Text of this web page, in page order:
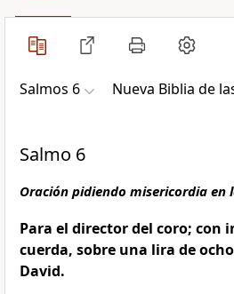
Salmos 6 Nueva Biblia de
Salmo 6
Oración pidiendo misericordia en
Para el director del coro; con
cuerda, sobre una lira de
David.